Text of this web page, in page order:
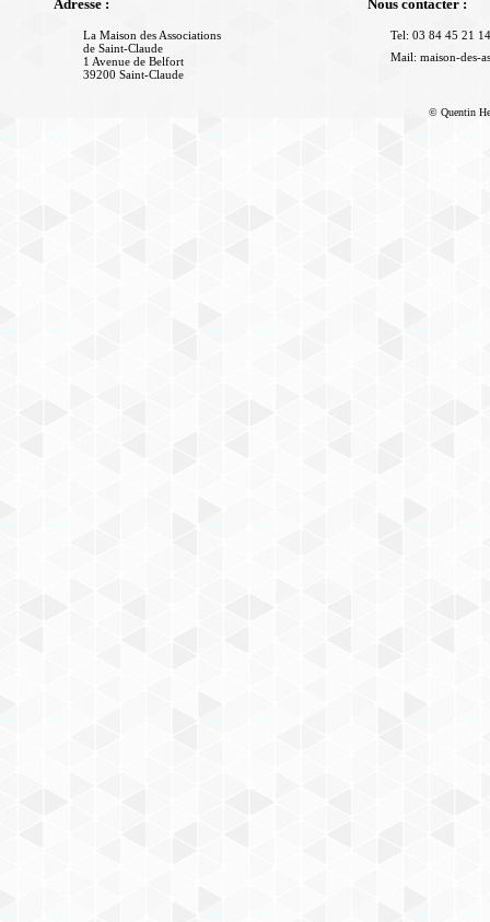
Adresse :
La Maison des Associations
de Saint-Claude
1 Avenue de Belfort
39200 Saint-Claude
Nous contacter :
Tel: 03 84 45 21
Mail: maison-des-
© Quentin